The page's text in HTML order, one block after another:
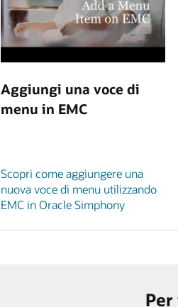
Aggiungi una voce di
menu in EMC
Scopri come aggiungere una
nuova voce di menu utilizzando
EMC in Oracle Simphony